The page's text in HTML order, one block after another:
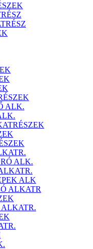
ALK.
ALK.
ALK
ALKATR
ALKATR.